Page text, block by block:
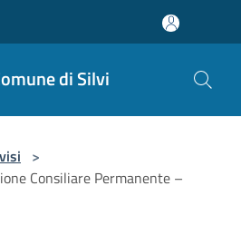
di Silvi
>
Consiliare Permanente –